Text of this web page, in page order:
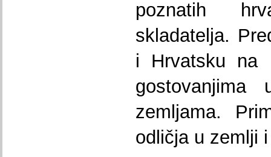
poznatih
skladatelja.
i Hrvatsku na
gostovanjima
zemljama.
odličja u zemlji